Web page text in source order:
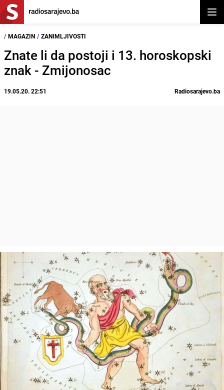
/ MAGAZIN / ZANIMLJIVOSTI
Znate li da postoji i 13. horoskopski
znak - Zmijonosac
19.05.20. 22:51 Radiosarajevo.ba